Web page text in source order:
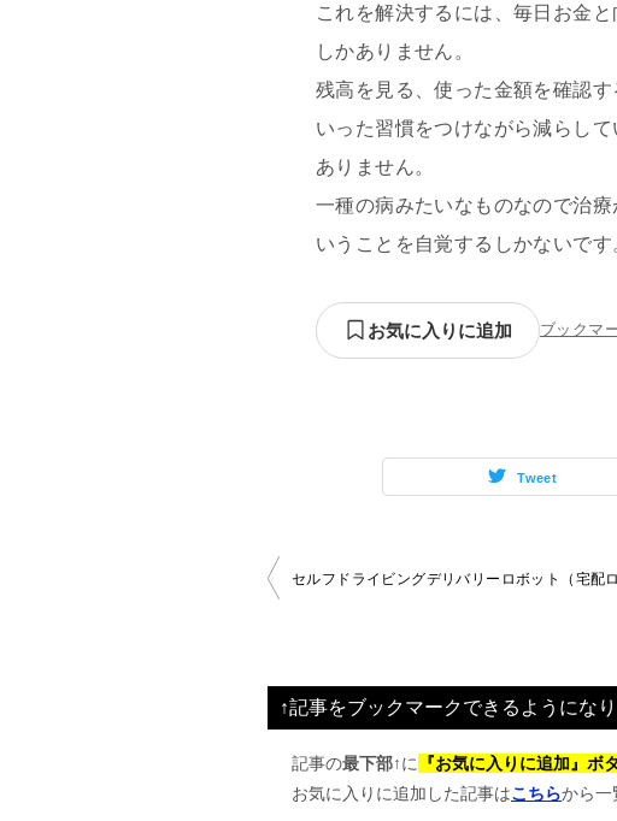
これを解決するには、毎日お金と
しかありません。
残高を見る、使った金額を確認す
いった習慣をつけながら減らして
ありません。
一種の病みたいなものなので治療
いうことを自覚するしかないです
お気に入りに追加 ブックマ
Tweet
投
ビ
ゲ
ー
シ
セルフドライビングデリバリーロボット（宅配
↑記事をブックマークできるようにな
記事の最下部↑に 『お気に入りに追加』ボ
お気に入りに追加した記事はこちらから一